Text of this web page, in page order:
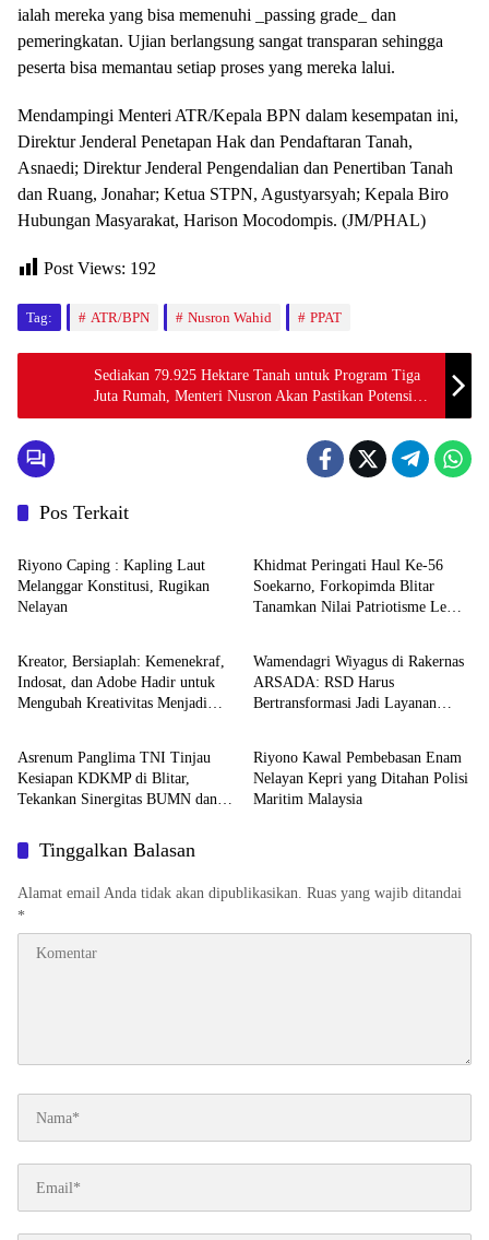
ialah mereka yang bisa memenuhi _passing grade_ dan
pemeringkatan. Ujian berlangsung sangat transparan sehingga
peserta bisa memantau setiap proses yang mereka lalui.
Mendampingi Menteri ATR/Kepala BPN dalam kesempatan ini,
Direktur Jenderal Penetapan Hak dan Pendaftaran Tanah,
Asnaedi; Direktur Jenderal Pengendalian dan Penertiban Tanah
dan Ruang, Jonahar; Ketua STPN, Agustyarsyah; Kepala Biro
Hubungan Masyarakat, Harison Mocodompis. (JM/PHAL)
Post Views: 192
Tag: ATR/BPN Nusron Wahid PPAT
Sediakan 79.925 Hektare Tanah untuk Program Tiga
Juta Rumah, Menteri Nusron Akan Pastikan Potensinya
Awal Tahun Depan
Pos Terkait
Nasional
Riyono Caping : Kapling Laut
Melanggar Konstitusi, Rugikan
Nelayan
Khidmat Peringati Haul Ke-56
Soekarno, Forkopimda Blitar
Tanamkan Nilai Patriotisme Lewat
Nasional
Kreator, Bersiaplah: Kemenekraf,
Indosat, dan Adobe Hadir untuk
Mengubah Kreativitas Menjadi
Nasional
Wamendagri Wiyagus di Rakernas
ARSADA: RSD Harus
Bertransformasi Jadi Layanan
Nasional
Asrenum Panglima TNI Tinjau
Kesiapan KDKMP di Blitar,
Tekankan Sinergitas BUMN dan
Nasional
Riyono Kawal Pembebasan Enam
Nelayan Kepri yang Ditahan Polisi
Maritim Malaysia
Tinggalkan Balasan
Alamat email Anda tidak akan dipublikasikan. Ruas yang wajib ditandai
*